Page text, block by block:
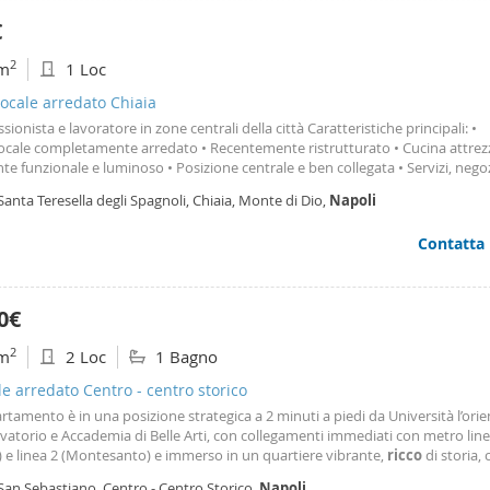
è posta in tutti gli ambienti giorno e quelli notte. Il parco è
e pomeridiane, con l'aggiunta estiva di un guardiano notturno, i posti
parco. La centralità dell' appartamento è garantita dai rapidi collegamenti
e il lungo mare, la zona di Chiaia ed il Vomero.
2 1 Loc
arredato Chiaia
e lavoratore in zone centrali della città Caratteristiche principali: •
completamente arredato • Recentemente ristrutturato • Cucina
funzionale e luminoso • Posizione centrale e ben collegata • Servizi,
in una zona centrale, ben servita ericca di tutti i principali servizi. Per
Teresella degli Spagnoli, Chiaia, Monte di Dio, Napoli
Contatta
2 2 Loc 1 Bagno
arredato Centro - centro storico
è in una posizione strategica a 2 minuti a piedi da Università
e Accademia di Belle Arti, con collegamenti immediati con metro
e linea 2 (Montesanto) e immerso in un quartiere vibrante, riccodi storia,